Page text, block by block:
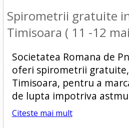
Spirometrii gratuite
Timisoara ( 11 -12
Societatea Romana de
oferi spirometrii
Timisoara, pentru a
de lupta impotriva
Citeste mai mult